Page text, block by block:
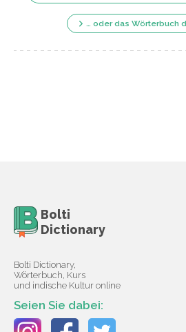
… oder das Wörterbuch
Bolti
Dictionary
Bolti Dictionary,
Wörterbuch, Kurs
und indische Kultur online
Seien Sie dabei: